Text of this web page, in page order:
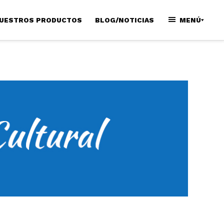
PRODUCTOS BLOG/NOTICIAS MENÚ